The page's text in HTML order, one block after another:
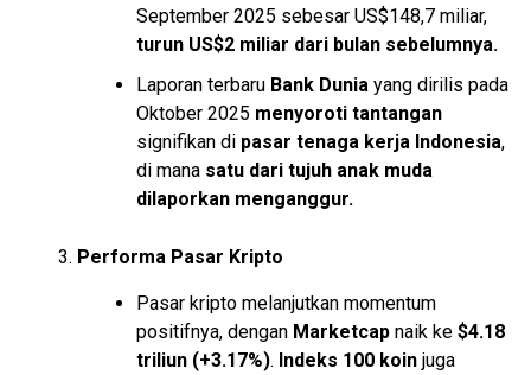
September 2025 sebesar US$148,7 miliar,
turun US$2 miliar dari bulan sebelumnya.
Laporan terbaru Bank Dunia yang dirilis pada
Oktober 2025 menyoroti tantangan
signifikan di pasar tenaga kerja Indonesia,
di mana satu dari tujuh anak muda
dilaporkan menganggur.
Performa Pasar Kripto
Pasar kripto melanjutkan momentum
positifnya, dengan Marketcap naik ke $4.18
triliun (+3.17%). Indeks 100 koin juga